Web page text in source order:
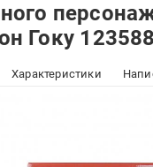
Гоку 123588
Характеристики